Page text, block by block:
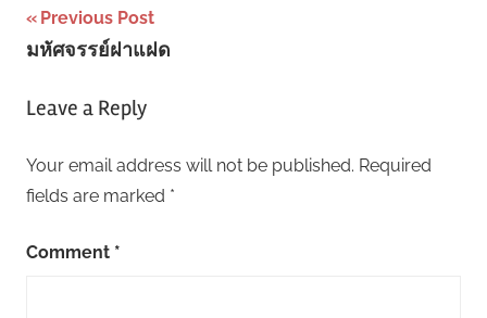
Post
navigation
Previous Post
มหัศจรรย์ฝาแฝด
Leave a Reply
Your email address will not be published. Required
fields are marked *
Comment *